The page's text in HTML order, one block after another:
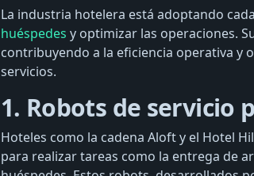
La industria hotelera está adoptando
huéspedes y optimizar las operaciones.
contribuyendo a la eficiencia operativa y
servicios.
1. Robots de servicio
Hoteles como la cadena Aloft y el Hotel
para realizar tareas como la entrega de